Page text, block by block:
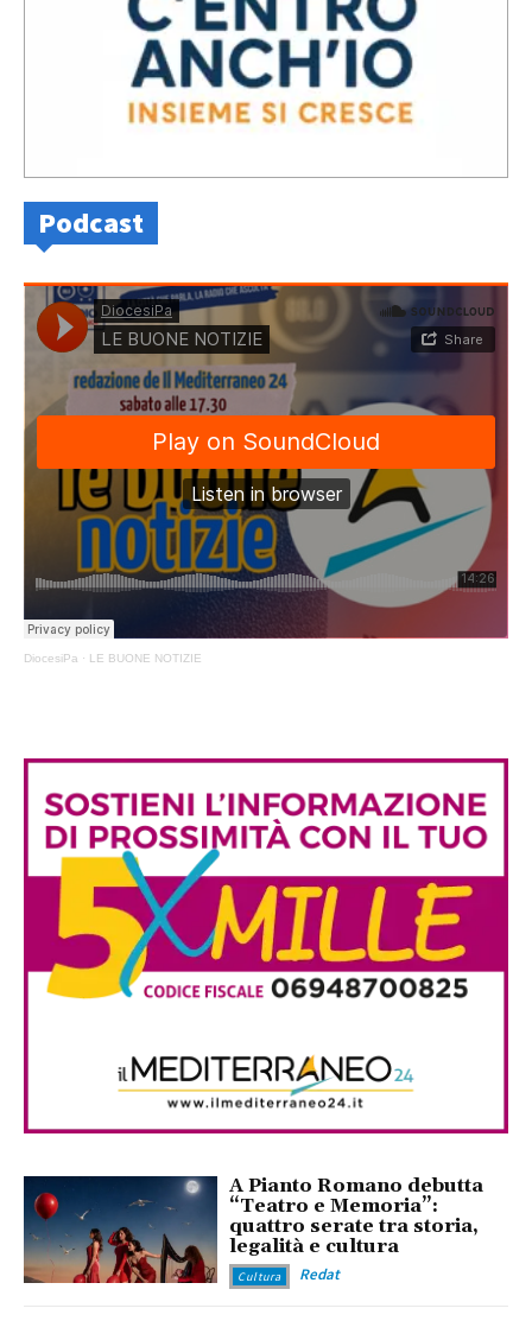
Podcast
DiocesiPa · LE BUONE NOTIZIE
A Pianto Romano debutta
“Teatro e Memoria”:
quattro serate tra storia,
legalità e cultura
Cultura Redat